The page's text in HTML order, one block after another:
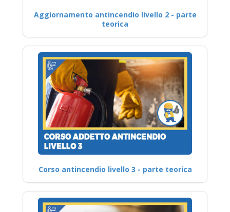
Aggiornamento antincendio livello 2 - parte
teorica
Corso antincendio livello 3 - parte teorica